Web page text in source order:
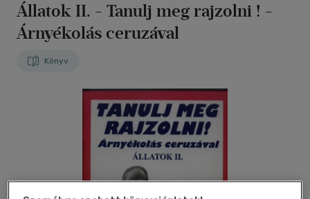
Állatok II. - Tanulj meg rajzolni ! -
Árnyékolás ceruzával
Könyv